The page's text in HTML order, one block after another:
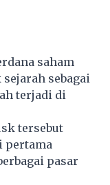
saham
sejarah sebagai
terjadi di
tersebut
pertama
pasar